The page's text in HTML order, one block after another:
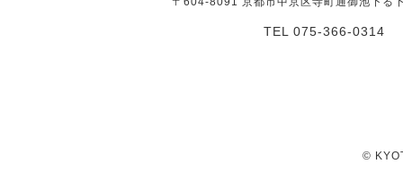
TEL 075-366-0314
©